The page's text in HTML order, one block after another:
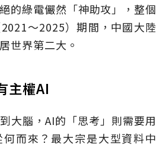
的綠電儼然「神助攻」，整個
2021～2025）期間，中國大陸
世界第二大。
主權AI
大腦，AI的「思考」則需要用
而來？最大宗是大型資料中